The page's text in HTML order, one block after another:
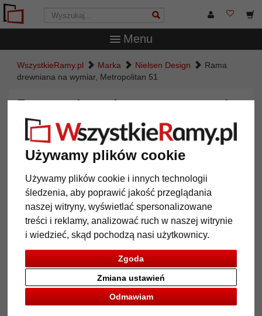
Używamy plików cookie
Używamy plików cookie i innych technologii
śledzenia, aby poprawić jakość przeglądania
naszej witryny, wyświetlać spersonalizowane
treści i reklamy, analizować ruch w naszej witrynie
i wiedzieć, skąd pochodzą nasi użytkownicy.
Zgoda
Odmawiam
Zmiana ustawień
Menu
WszystkieRamy.pl Marka Nielsen Design
Rama
drewniana na wymiar, Metropolitan 51
Rama drewniana na wymiar,
Metropolitan 51